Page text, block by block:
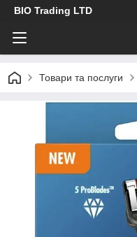
BIO Trading LTD
Товари та послуги